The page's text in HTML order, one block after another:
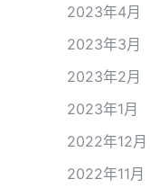
2023年4月
2023年3月
2023年2月
2023年1月
2022年12月
2022年11月